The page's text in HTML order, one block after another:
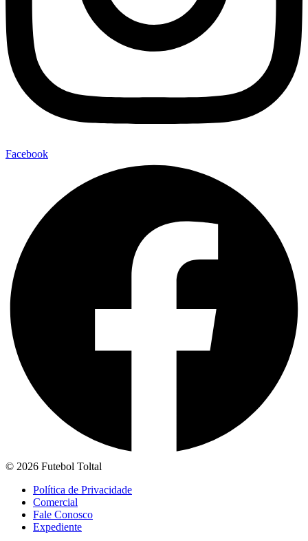
Facebook
© 2026 Futebol Toltal
Política de Privacidade
Comercial
Fale Conosco
Expediente